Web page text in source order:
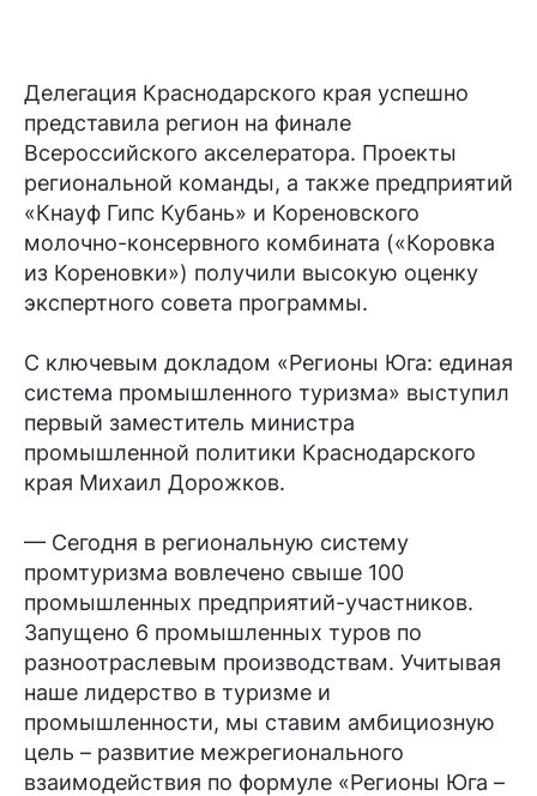
Делегация Краснодарского края успешно
представила регион на финале
Всероссийского акселератора. Проекты
региональной команды, а также предприятий
«Кнауф Гипс Кубань» и Кореновского
молочно-консервного комбината («Коровка
из Кореновки») получили высокую оценку
экспертного совета программы.
С ключевым докладом «Регионы Юга: единая
система промышленного туризма» выступил
первый заместитель министра
промышленной политики Краснодарского
края Михаил Дорожков.
— Сегодня в региональную систему
промтуризма вовлечено свыше 100
промышленных предприятий-участников.
Запущено 6 промышленных туров по
разноотраслевым производствам. Учитывая
наше лидерство в туризме и
промышленности, мы ставим амбициозную
цель – развитие межрегионального
взаимодействия по формуле «Регионы Юга –